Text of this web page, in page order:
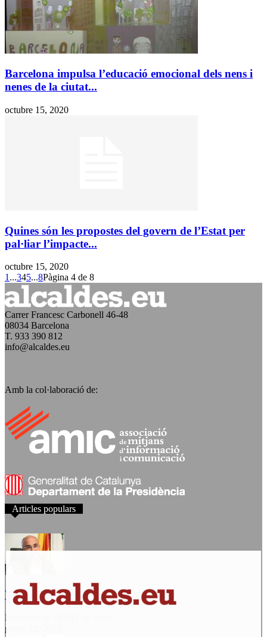
Barcelona impulsa l’educació emocional dels nens i
nenes de la ciutat...
octubre 15, 2020
Quines són les propostes del govern de l’Estat per
pal·liar l’impacte...
octubre 15, 2020
1 ...345...8Pàgina 4 de 8
Carrer Francesc Carbonell 46-48
08034 Barcelona
T. 933 390 812
info@alcaldes.eu
Amb la col·laboració de:
Articles populars
Victor Ferrando
President de l'EMD de Jesús
gener 22, 2024